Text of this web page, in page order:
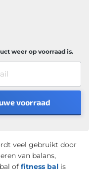
weer op voorraad is.
voorraad
veel gebruikt door
van balans,
of fitness bal is